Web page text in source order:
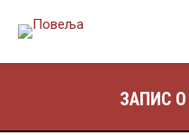
ЗАПИС